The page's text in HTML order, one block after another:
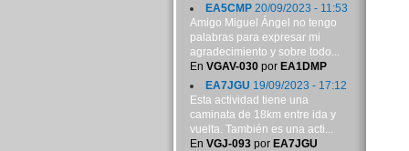
EA5CMP20/09/2023 - 11:53
Amigo Miguel Ángel no tengo
palabras para expresar mi
agradecimiento y sobre todo...
En VGAV-030por EA1DMP
EA7JGU 19/09/2023 - 17:12
Esta actividad tiene una
caminata de 18km entre ida y
vuelta. También es una acti...
En VGJ-093por EA7JGU